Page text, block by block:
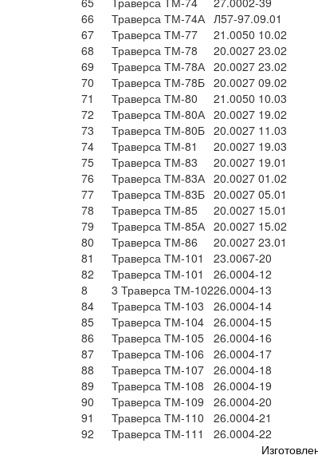
66
Траверса ТМ-74А Л57-97.09.01
67
Траверса ТМ-77
21.0050 10.02
68
Траверса ТМ-78
20.0027 23.02
69
Траверса ТМ-78А 20.0027 23.02
70
Траверса ТМ-78Б 20.0027 09.02
71
Траверса ТМ-80
21.0050 10.03
72
Траверса ТМ-80А 20.0027 19.02
73
Траверса ТМ-80Б 20.0027 11.03
74
Траверса ТМ-81
20.0027 19.03
75
Траверса ТМ-83
20.0027 19.01
76
Траверса ТМ-83А 20.0027 01.02
77
Траверса ТМ-83Б 20.0027 05.01
78
Траверса ТМ-85
20.0027 15.01
79
Траверса ТМ-85А 20.0027 15.02
80
Траверса ТМ-86
20.0027 23.01
81
Траверса ТМ-101
23.0067-20
82
Траверса ТМ-101
26.0004-12
8
3 Траверса ТМ-10226.0004-13
84
Траверса ТМ-103
26.0004-14
85
Траверса ТМ-104 26.0004-15
86
Траверса ТМ-105 26.0004-16
87
Траверса ТМ-106
26.0004-17
88
Траверса ТМ-107 26.0004-18
89
Траверса ТМ-108
26.0004-19
90
Траверса ТМ-109
26.0004-20
91
Траверса ТМ-110
26.0004-21
92
Траверса ТМ-111 26.0004-22